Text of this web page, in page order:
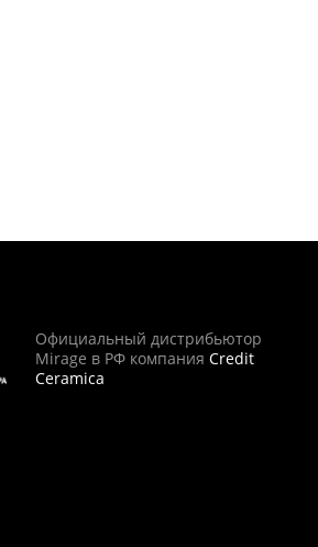
Официальный дистрибьютор
Mirage в РФ компания Credit
Ceramica